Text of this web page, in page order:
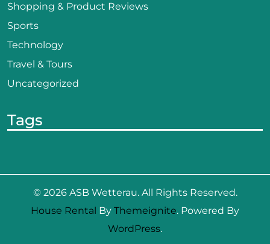
Shopping & Product Reviews
Sports
Technology
Travel & Tours
Uncategorized
Tags
© 2026 ASB Wetterau. All Rights Reserved.
House Rental By Themeignite. Powered By
WordPress.